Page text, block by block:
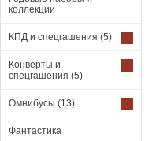
коллекции
КПД и спецгашения (5)
Конверты и
спецгашения (5)
Омнибусы (13)
Фантастика